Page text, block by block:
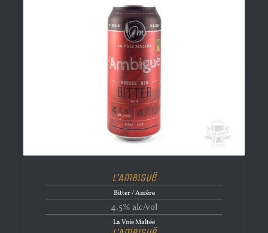
L’Ambiguë
Bitter / Amère
4.5% alc/vol
La Voie Maltée